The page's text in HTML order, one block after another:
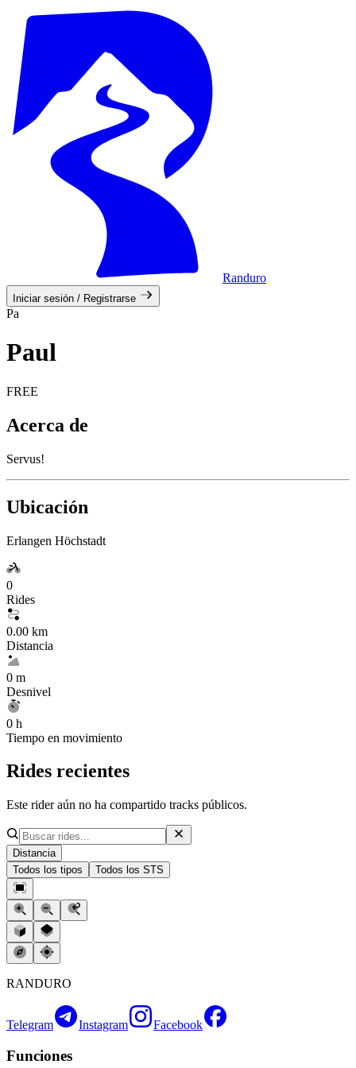
Randuro
Iniciar sesión / Registrarse
Pa
Paul
FREE
Acerca de
Servus!
Ubicación
Erlangen Höchstadt
0
Rides
0.00 km
Distancia
0 m
Desnivel
0 h
Tiempo en movimiento
Rides recientes
Este rider aún no ha compartido tracks públicos.
Distancia
Todos los tipos
Todos los STS
RANDURO
Telegram Instagram Facebook
Funciones